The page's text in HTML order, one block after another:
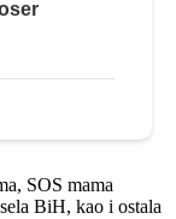
SOS mama
BiH, kao i ostala